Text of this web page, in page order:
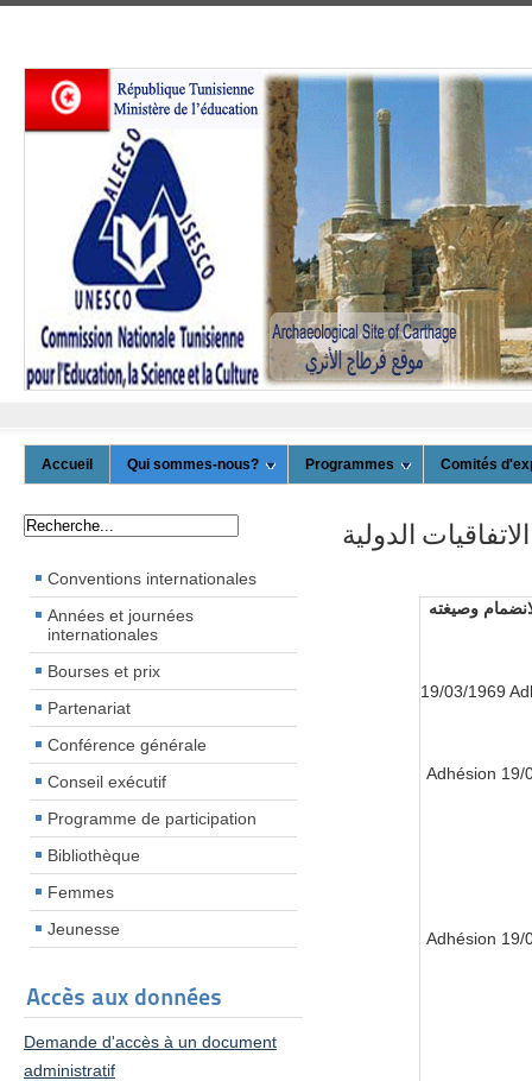
Accueil Qui sommes-nous? Programmes Comités
Conventions internationales
Années et journées
internationales
Bourses et prix
Partenariat
Conférence générale
Conseil exécutif
Programme de participation
Bibliothèque
Femmes
Jeunesse
Accès aux données
Demande d'accès à un document
administratif
الاتفاقيات الدولية
وصيغته
19/03/1969
19/03/
19/03/